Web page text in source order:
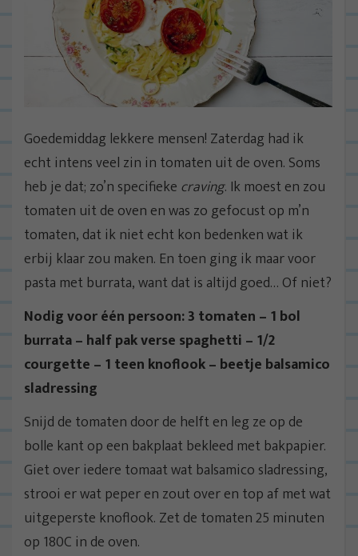
Goedemiddag lekkere mensen! Zaterdag had ik
echt intens veel zin in tomaten uit de oven. Soms
heb je dat; zo’n specifieke craving. Ik moest en zou
tomaten uit de oven en was zo gefocust op m’n
tomaten, dat ik niet echt kon bedenken wat ik
erbij klaar zou maken. En toen ging ik maar voor
pasta met burrata, want dat is altijd goed… Of niet?
Nodig voor één persoon: 3 tomaten – 1 bol
burrata – half pak verse spaghetti – 1/2
courgette – 1 teen knoflook – beetje balsamico
sladressing
Snijd de tomaten door de helft en leg ze op de
bolle kant op een bakplaat bekleed met bakpapier.
Giet over iedere tomaat wat balsamico sladressing,
strooi er wat peper en zout over en top af met wat
uitgeperste knoflook. Zet de tomaten 25 minuten
op 180C in de oven.